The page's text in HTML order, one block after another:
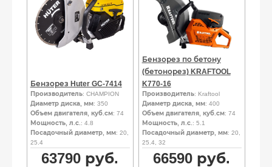
Бензорез Huter GC-7414
Производитель: CHAMPION
Диаметр диска, мм: 350
Объем двигателя, куб.см: 74
Мощность, л.с. : 4.8
Посадочный диаметр, мм: 20,
25.4
63790 руб.
Бензорез по бетону
(бетонорез) KRAFTOOL
K770-16
Производитель: Kraftool
Диаметр диска, мм: 400
Объем двигателя, куб.см: 74
Мощность, л.с. : 5.1
Посадочный диаметр, мм: 20,
25.4, 32
66590 руб.